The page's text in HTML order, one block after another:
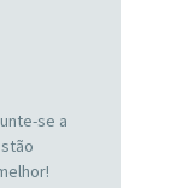
se a